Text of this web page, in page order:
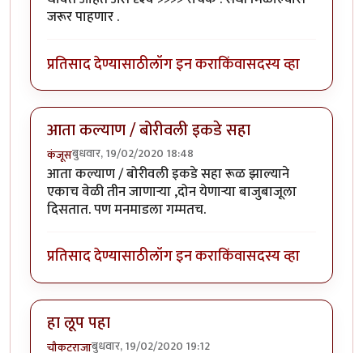
जरूर पाहणार .
प्रतिसाद देण्यासाठीलॉग इन कराकिंवासदस्य व्हा
आता कल्याण / बोरीवली इकडे सहा
कंजूसबुधवार, 19/02/2020 18:48
आता कल्याण / बोरीवली इकडे सहा रूळ झाल्याने
एकाच वेळी तीन जाणाऱ्या ,दोन येणाऱ्या बाजुबाजूला
दिसतात. पण मनमाडला गम्मतच.
प्रतिसाद देण्यासाठीलॉग इन कराकिंवासदस्य व्हा
हा लूप पहा
चौकटराजाबुधवार, 19/02/2020 19:12